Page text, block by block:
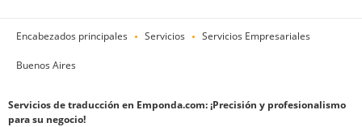
Encabezados principales Servicios Servicios Empresariales
Buenos Aires
Servicios de traducción en Emponda.com: ¡Precisión y profesionalismo
para su negocio!